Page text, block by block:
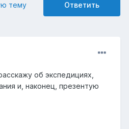
Ответить
тему
об экспедициях,
и, наконец, презентую